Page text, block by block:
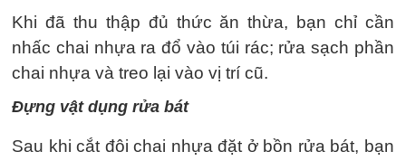
Khi đã thu thập đủ thức ăn thừa, bạn chỉ cần
nhấc chai nhựa ra đổ vào túi rác; rửa sạch phần
chai nhựa và treo lại vào vị trí cũ.
Đựng vật dụng rửa bát
Sau khi cắt đôi chai nhựa đặt ở bồn rửa bát, bạn